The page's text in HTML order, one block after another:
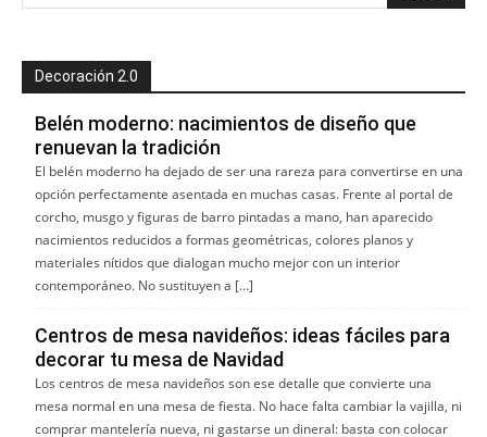
Decoración 2.0
Belén moderno: nacimientos de diseño que
renuevan la tradición
El belén moderno ha dejado de ser una rareza para convertirse en una
opción perfectamente asentada en muchas casas. Frente al portal de
corcho, musgo y figuras de barro pintadas a mano, han aparecido
nacimientos reducidos a formas geométricas, colores planos y
materiales nítidos que dialogan mucho mejor con un interior
contemporáneo. No sustituyen a […]
Centros de mesa navideños: ideas fáciles para
decorar tu mesa de Navidad
Los centros de mesa navideños son ese detalle que convierte una
mesa normal en una mesa de fiesta. No hace falta cambiar la vajilla, ni
comprar mantelería nueva, ni gastarse un dineral: basta con colocar